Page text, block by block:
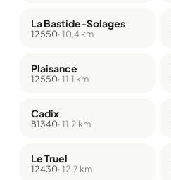
La Bastide-Solages
12550· 10,4 km
Plaisance
12550· 11,1 km
Cadix
81340· 11,2 km
Le Truel
12430· 12,7 km